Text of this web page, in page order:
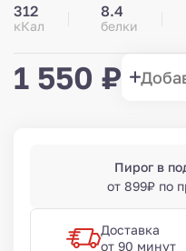
312
кКал
8.4
белки
1 550 ₽
Пирог в
от 899₽ по
Доставка
от 90 минут